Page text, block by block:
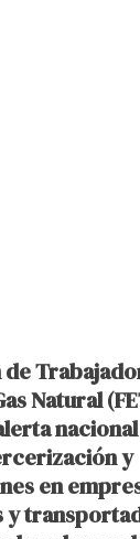
Natural
y
en